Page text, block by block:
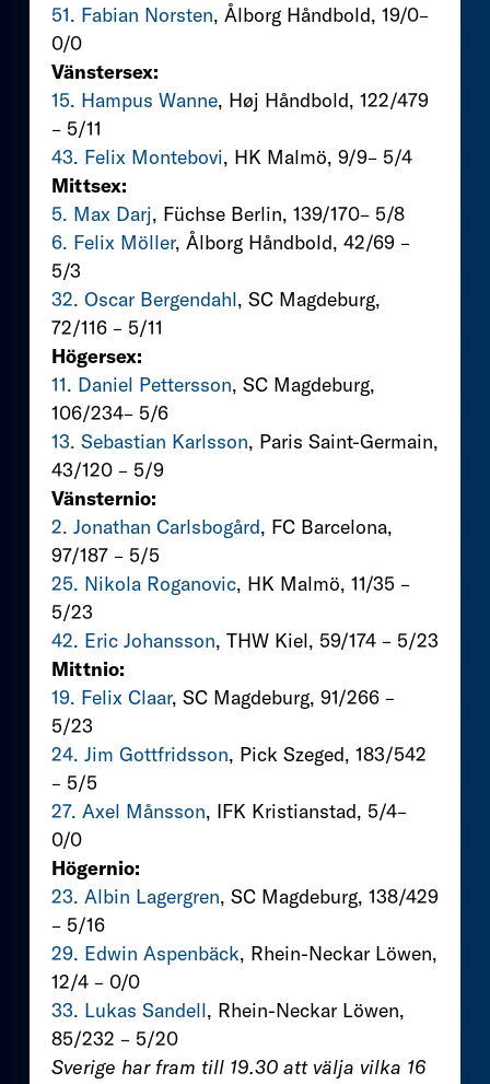
51. Fabian Norsten, Ålborg Håndbold, 19/0–
0/0
Vänstersex:
15. Hampus Wanne, Høj Håndbold, 122/479
– 5/11
43. Felix Montebovi, HK Malmö, 9/9– 5/4
Mittsex:
5. Max Darj, Füchse Berlin, 139/170– 5/8
6. Felix Möller, Ålborg Håndbold, 42/69 –
5/3
32. Oscar Bergendahl, SC Magdeburg,
72/116 – 5/11
Högersex:
11. Daniel Pettersson, SC Magdeburg,
106/234– 5/6
13. Sebastian Karlsson, Paris Saint-Germain,
43/120 – 5/9
Vänsternio:
2. Jonathan Carlsbogård, FC Barcelona,
97/187 – 5/5
25. Nikola Roganovic, HK Malmö, 11/35 –
5/23
42. Eric Johansson, THW Kiel, 59/174 – 5/23
Mittnio:
19. Felix Claar, SC Magdeburg, 91/266 –
5/23
24. Jim Gottfridsson, Pick Szeged, 183/542
– 5/5
27. Axel Månsson, IFK Kristianstad, 5/4–
0/0
Högernio:
23. Albin Lagergren, SC Magdeburg, 138/429
– 5/16
29. Edwin Aspenbäck, Rhein-Neckar Löwen,
12/4 – 0/0
33. Lukas Sandell, Rhein-Neckar Löwen,
85/232 – 5/20
Sverige har fram till 19.30 att välja vilka 16